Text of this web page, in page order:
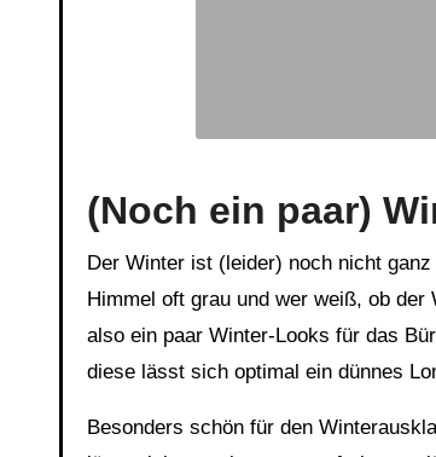
(Noch ein paar)
Der Winter ist (leider) noch nicht
Himmel oft grau und wer weiß, ob
also ein paar Winter-Looks für das
diese lässt sich optimal ein dünnes
Besonders schön für den